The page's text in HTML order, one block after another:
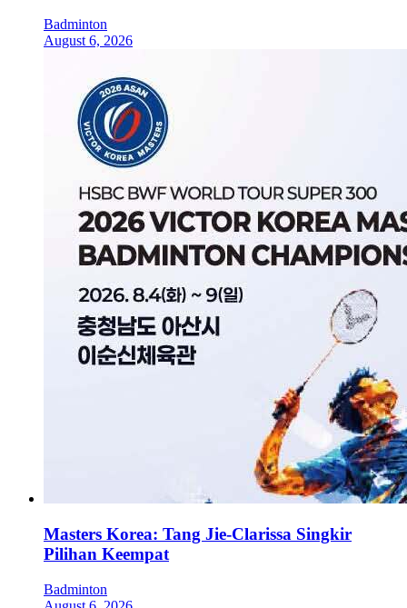
Badminton
August 6, 2026
Masters Korea: Tang Jie-Clarissa Singkir
Pilihan Keempat
Badminton